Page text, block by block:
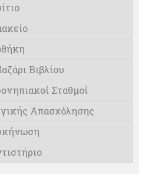
Βιβλίου
Σταθμοί
Απασχόλησης